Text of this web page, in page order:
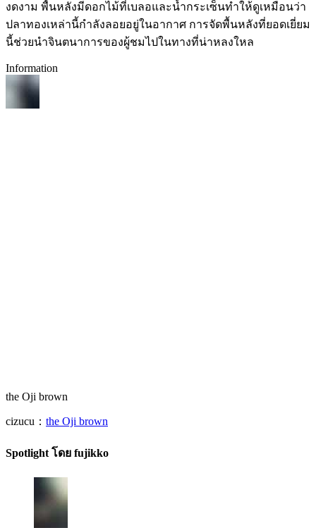
งดงาม พื้นหลังมีดอกไม้ที่เบลอและน้ำกระเซ็นทำให้ดูเหมือนว่า
ปลาทองเหล่านี้กำลังลอยอยู่ในอากาศ การจัดพื้นหลังที่ยอดเยี่ยม
นี้ช่วยนำจินตนาการของผู้ชมไปในทางที่น่าหลงใหล
Information
the Oji brown
cizucu： the Oji brown
Spotlight โดย fujikko